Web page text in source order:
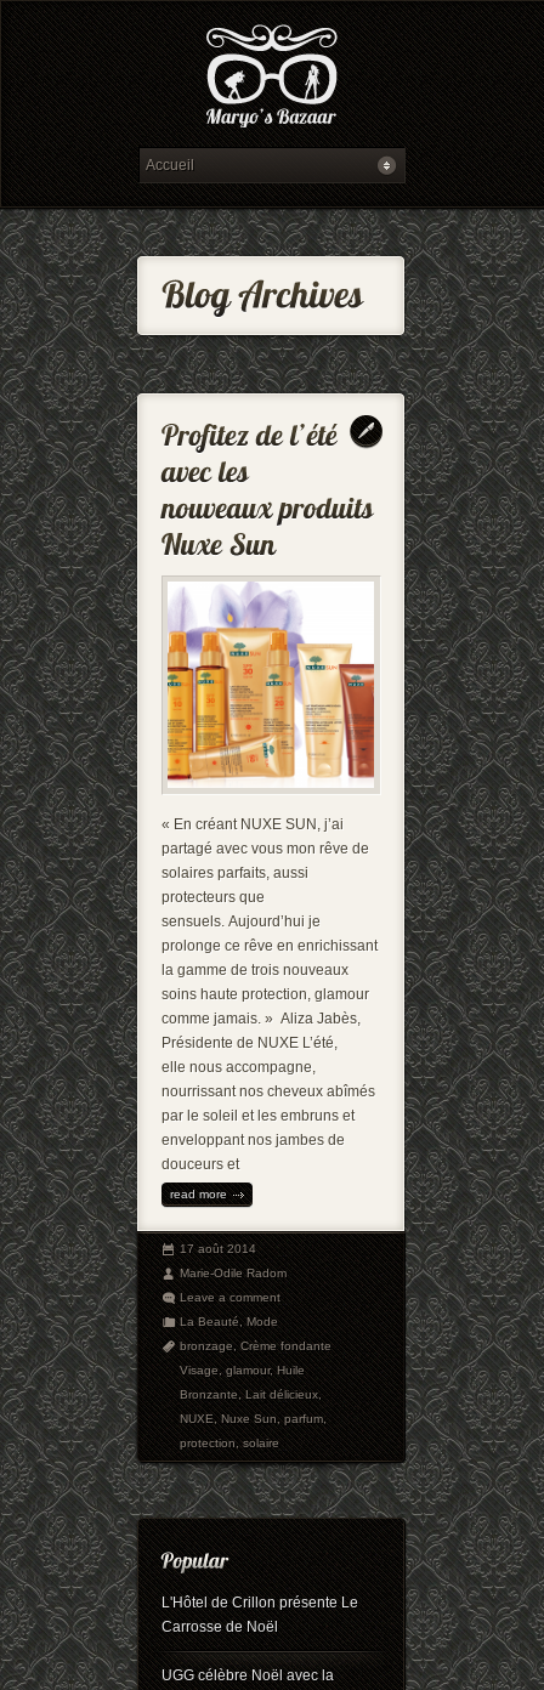
« En créant NUXE SUN, j’ai
partagé avec vous mon rêve de
solaires parfaits, aussi
protecteurs que
sensuels. Aujourd’hui je
prolonge ce rêve en enrichissant
la gamme de trois nouveaux
soins haute protection, glamour
comme jamais. » Aliza Jabès,
Présidente de NUXE L’été,
elle nous accompagne,
nourrissant nos cheveux abîmés
par le soleil et les embruns et
enveloppant nos jambes de
douceurs et
read more
17 août 2014
Marie-Odile Radom
Leave a comment
La Beauté,Mode
bronzage,Crème fondante
Visage,glamour,Huile
Bronzante,Lait délicieux,
NUXE,Nuxe Sun,parfum,
protection,solaire
L'Hôtel de Crillon présente Le
Carrosse de Noël
UGG célèbre Noël avec la